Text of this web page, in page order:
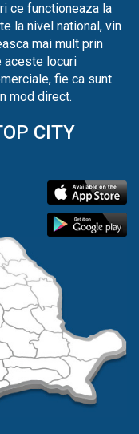
ce functioneaza la
la nivel national, vin
mai mult prin
aceste locuri
fie ca sunt
mod direct.
CITY